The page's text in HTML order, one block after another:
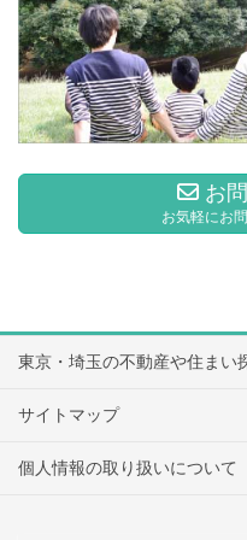
お
お気軽にお
東京・埼玉の不動産や住まい
サイトマップ
個人情報の取り扱いについて